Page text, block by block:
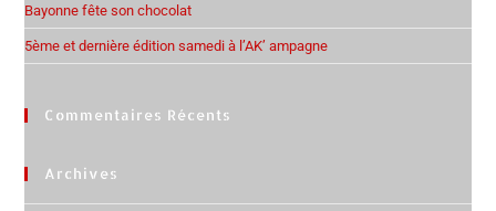
Bayonne fête son chocolat
5ème et dernière édition samedi à l’AK’ ampagne
Commentaires Récents
Archives